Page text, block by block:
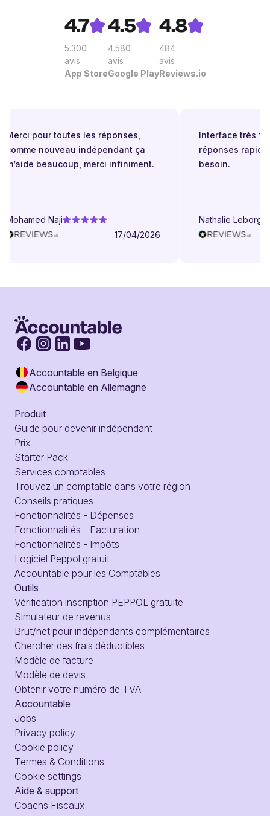
4.7
5.300
avis
App Store
4.5
4.580
avis
Google Play
4.8
484
avis
Reviews.io
pour toutes les réponses,
nouveau indépendant ça
beaucoup, merci infiniment.
Naji
17/04/2026
Interface très
réponses
besoin.
Nathalie Leborgne
Accountable en Belgique
Accountable en Allemagne
Produit
Guide pour devenir indépendant
Prix
Starter Pack
Services comptables
Trouvez un comptable dans votre région
Conseils pratiques
Fonctionnalités - Dépenses
Fonctionnalités - Facturation
Fonctionnalités - Impôts
Logiciel Peppol gratuit
Accountable pour les Comptables
Outils
Vérification inscription PEPPOL gratuite
Simulateur de revenus
Brut/net pour indépendants complémentaires
Chercher des frais déductibles
Modèle de facture
Modèle de devis
Obtenir votre numéro de TVA
Accountable
Jobs
Privacy policy
Cookie policy
Termes & Conditions
Cookie settings
Aide & support
Coachs Fiscaux